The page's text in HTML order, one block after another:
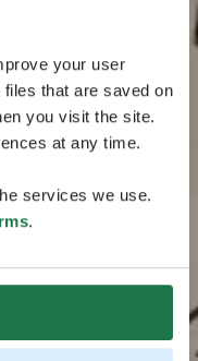
your user
that are saved on
you visit the site.
at any time.
services we use.
.